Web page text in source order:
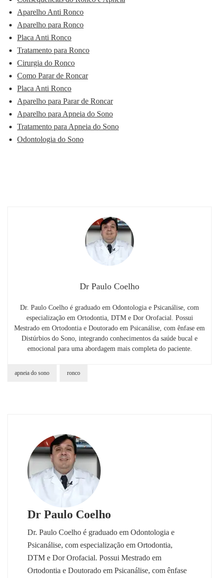
Aparelho Anti Ronco
Aparelho para Ronco
Placa Anti Ronco
Tratamento para Ronco
Cirurgia do Ronco
Como Parar de Roncar
Placa Anti Ronco
Aparelho para Parar de Roncar
Aparelho para Apneia do Sono
Tratamento para Apneia do Sono
Odontologia do Sono
Dr Paulo Coelho
Dr. Paulo Coelho é graduado em Odontologia e Psicanálise, com
especialização em Ortodontia, DTM e Dor Orofacial. Possui
Mestrado em Ortodontia e Doutorado em Psicanálise, com ênfase em
Distúrbios do Sono, integrando conhecimentos da saúde bucal e
emocional para uma abordagem mais completa do paciente.
apneia do sono ronco
Dr Paulo Coelho
Dr. Paulo Coelho é graduado em Odontologia e
Psicanálise, com especialização em Ortodontia,
DTM e Dor Orofacial. Possui Mestrado em
Ortodontia e Doutorado em Psicanálise, com ênfase